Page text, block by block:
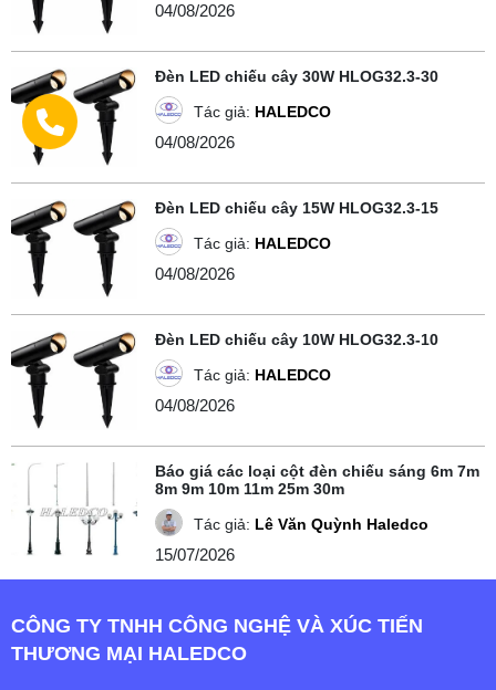
04/08/2026
Đèn LED chiếu cây 30W HLOG32.3-30
Tác giả: HALEDCO
04/08/2026
Đèn LED chiếu cây 15W HLOG32.3-15
Tác giả: HALEDCO
04/08/2026
Đèn LED chiếu cây 10W HLOG32.3-10
Tác giả: HALEDCO
04/08/2026
Báo giá các loại cột đèn chiếu sáng 6m 7m
8m 9m 10m 11m 25m 30m
Tác giả: Lê Văn Quỳnh Haledco
15/07/2026
CÔNG TY TNHH CÔNG NGHỆ VÀ XÚC TIẾN
THƯƠNG MẠI HALEDCO